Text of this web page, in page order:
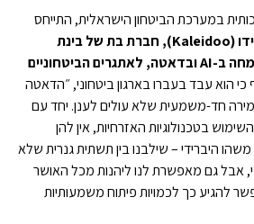
במערכת הביטחון הישראלית, התייחס
(
Kaleidoo), חברת בת של בינת
ב-AIובדאטה, לאתגרים הביטחוניים
כי הוא עבד בעברו בארגון ביטחוני, ״הדאטה
חד-משמעית שלא עולים לענן. יחד עם
בטכנולוגיות האזרחיות, אין להן
משהו היברידי – שילבנו בין תשתית גנרית שלא
אבל גם מאפשרת לנו ליהנות מכל האושר
להגיע כך לכמויות פיתוח משמעותיות